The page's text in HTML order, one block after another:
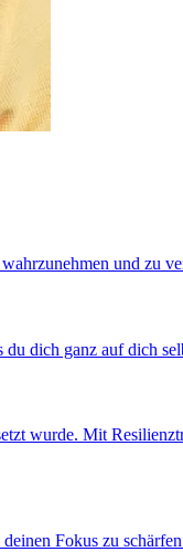
und zu
dich ganz auf dich
wurde. Mit
Fokus zu